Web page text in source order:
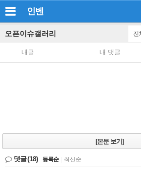
인벤
오픈이슈갤러리 전
내글 내 댓글
[본문 보기]
댓글(18) 등록순 최신순